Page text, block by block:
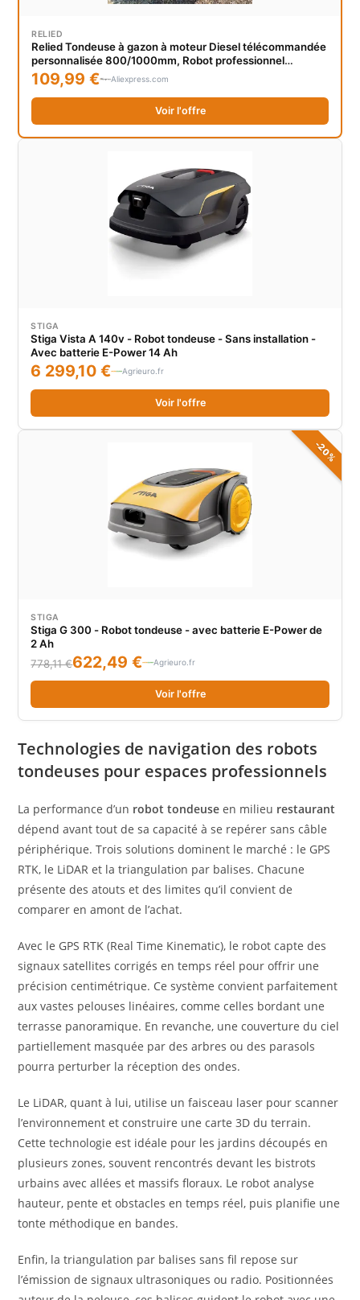
RELIED
Relied Tondeuse à gazon à moteur Diesel télécommandée
personnalisée 800/1000mm, Robot professionnel
12/15HP pour l'agriculture a
109,99 € Aliexpress.com
Voir l'offre
STIGA
Stiga Vista A 140v - Robot tondeuse - Sans installation -
Avec batterie E-Power 14 Ah
6 299,10 € Agrieuro.fr
Voir l'offre
-20%
STIGA
Stiga G 300 - Robot tondeuse - avec batterie E-Power de
2 Ah
778,11 €622,49 € Agrieuro.fr
Voir l'offre
Technologies de navigation des robots
tondeuses pour espaces professionnels
La performance d’un robot tondeuse en milieu restaurant
dépend avant tout de sa capacité à se repérer sans câble
périphérique. Trois solutions dominent le marché : le GPS
RTK, le LiDAR et la triangulation par balises. Chacune
présente des atouts et des limites qu’il convient de
comparer en amont de l’achat.
Avec le GPS RTK (Real Time Kinematic), le robot capte des
signaux satellites corrigés en temps réel pour offrir une
précision centimétrique. Ce système convient parfaitement
aux vastes pelouses linéaires, comme celles bordant une
terrasse panoramique. En revanche, une couverture du ciel
partiellement masquée par des arbres ou des parasols
pourra perturber la réception des ondes.
Le LiDAR, quant à lui, utilise un faisceau laser pour scanner
l’environnement et construire une carte 3D du terrain.
Cette technologie est idéale pour les jardins découpés en
plusieurs zones, souvent rencontrés devant les bistrots
urbains avec allées et massifs floraux. Le robot analyse
hauteur, pente et obstacles en temps réel, puis planifie une
tonte méthodique en bandes.
Enfin, la triangulation par balises sans fil repose sur
l’émission de signaux ultrasoniques ou radio. Positionnées